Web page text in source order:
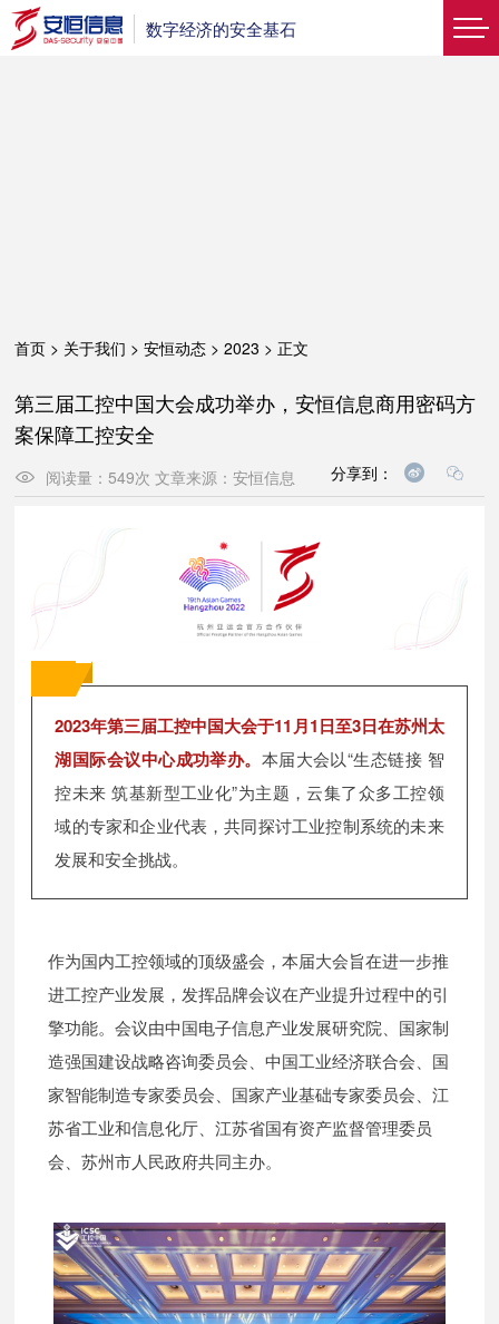
数字经济的安全基石
首页 > 关于我们 >安恒动态 >2023 >正文
第三届工控中国大会成功举办，安恒信息商用密码方
案保障工控安全
阅读量：549次文章来源：安恒信息 分享到：
2023年第三届工控中国大会于11月1日至3日在苏州太
湖国际会议中心成功举办。 本届大会以“生态链接 智
控未来 筑基新型工业化”为主题，云集了众多工控领
域的专家和企业代表，共同探讨工业控制系统的未来
发展和安全挑战。
作为国内工控领域的顶级盛会，本届大会旨在进一步推
进工控产业发展，发挥品牌会议在产业提升过程中的引
擎功能。会议由中国电子信息产业发展研究院、国家制
造强国建设战略咨询委员会、中国工业经济联合会、国
家智能制造专家委员会、国家产业基础专家委员会、江
苏省工业和信息化厅、江苏省国有资产监督管理委员
会、苏州市人民政府共同主办。